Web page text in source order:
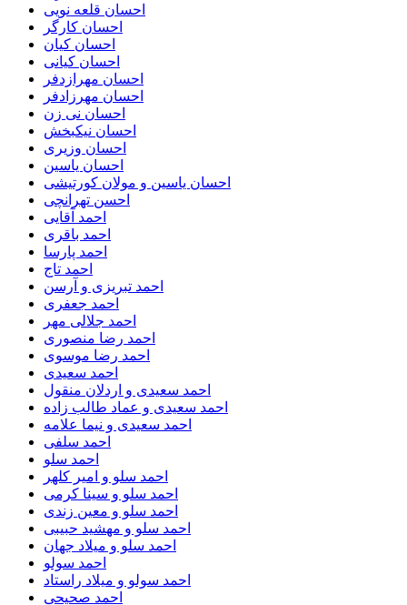
احسان قلعه نویی
احسان کارگر
احسان کیان
احسان کیانی
احسان مهرازدفر
احسان مهرزادفر
احسان نی زن
احسان نیکبخش
احسان وزیری
احسان یاسین
احسان یاسین و مولان کورتیشی
احسن تهرانچی
احمد آقایی
احمد باقری
احمد پارسا
احمد تاج
احمد تبریزی و آرسن
احمد جعفری
احمد جلالی مهر
احمد رضا منصوری
احمد رضا موسوی
احمد سعیدی
احمد سعیدی و اردلان منقول
احمد سعیدی و عماد طالب زاده
احمد سعیدی و نیما علامه
احمد سلفی
احمد سلو
احمد سلو و امیر کلهر
احمد سلو و سینا کرمی
احمد سلو و معین زندی
احمد سلو و مهشید حبیبی
احمد سلو و میلاد جهان
احمد سولو
احمد سولو و میلاد راستاد
احمد صحیحی